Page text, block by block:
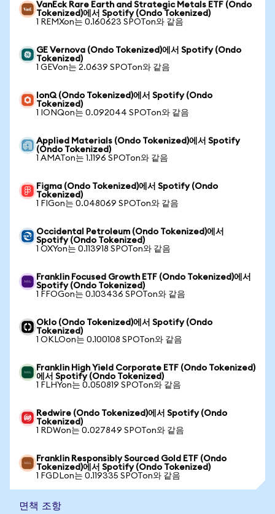
VanEck Rare Earth and Strategic Metals ETF (Ondo
Tokenized)에서 Spotify (Ondo Tokenized)
1 REMXon는 0.160623 SPOTon와 같음
GE Vernova (Ondo Tokenized)에서 Spotify (Ondo
Tokenized)
1 GEVon는 2.0639 SPOTon와 같음
IonQ (Ondo Tokenized)에서 Spotify (Ondo
Tokenized)
1 IONQon는 0.092044 SPOTon와 같음
Applied Materials (Ondo Tokenized)에서 Spotify
(Ondo Tokenized)
1 AMATon는 1.1196 SPOTon와 같음
Figma (Ondo Tokenized)에서 Spotify (Ondo
Tokenized)
1 FIGon는 0.048069 SPOTon와 같음
Occidental Petroleum (Ondo Tokenized)에서
Spotify (Ondo Tokenized)
1 OXYon는 0.113918 SPOTon와 같음
Franklin Focused Growth ETF (Ondo Tokenized)에서
Spotify (Ondo Tokenized)
1 FFOGon는 0.103436 SPOTon와 같음
Oklo (Ondo Tokenized)에서 Spotify (Ondo
Tokenized)
1 OKLOon는 0.100108 SPOTon와 같음
Franklin High Yield Corporate ETF (Ondo Tokenized)
에서 Spotify (Ondo Tokenized)
1 FLHYon는 0.050819 SPOTon와 같음
Redwire (Ondo Tokenized)에서 Spotify (Ondo
Tokenized)
1 RDWon는 0.027849 SPOTon와 같음
Franklin Responsibly Sourced Gold ETF (Ondo
Tokenized)에서 Spotify (Ondo Tokenized)
1 FGDLon는 0.119335 SPOTon와 같음
면책 조항